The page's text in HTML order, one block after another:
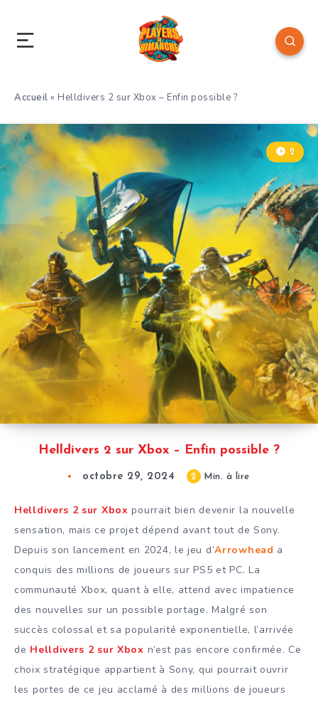
Accueil » Helldivers 2 sur Xbox – Enfin possible ?
Helldivers 2 sur Xbox – Enfin possible ?
2
octobre 29, 2024 2 Min. à lire
Helldivers 2 sur Xbox pourrait bien devenir la nouvelle
sensation, mais ce projet dépend avant tout de Sony.
Depuis son lancement en 2024, le jeu d’Arrowhead a
conquis des millions de joueurs sur PS5 et PC. La
communauté Xbox, quant à elle, attend avec impatience
des nouvelles sur un possible portage. Malgré son
succès colossal et sa popularité exponentielle, l’arrivée
de Helldivers 2 sur Xbox n’est pas encore confirmée. Ce
choix stratégique appartient à Sony, qui pourrait ouvrir
les portes de ce jeu acclamé à des millions de joueurs